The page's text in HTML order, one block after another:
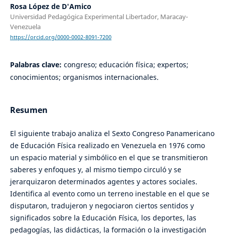
Rosa López de D'Amico
Universidad Pedagógica Experimental Libertador, Maracay-
Venezuela
https://orcid.org/0000-0002-8091-7200
Palabras clave: congreso; educación física; expertos;
conocimientos; organismos internacionales.
Resumen
El siguiente trabajo analiza el Sexto Congreso Panamericano
de Educación Física realizado en Venezuela en 1976 como
un espacio material y simbólico en el que se transmitieron
saberes y enfoques y, al mismo tiempo circuló y se
jerarquizaron determinados agentes y actores sociales.
Identifica al evento como un terreno inestable en el que se
disputaron, tradujeron y negociaron ciertos sentidos y
significados sobre la Educación Física, los deportes, las
pedagogías, las didácticas, la formación o la investigación